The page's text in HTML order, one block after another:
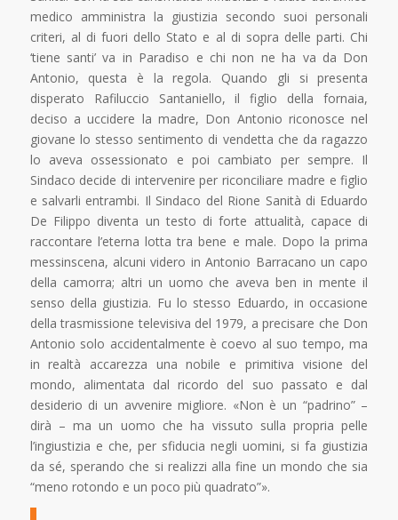
medico amministra la giustizia secondo suoi personali
criteri, al di fuori dello Stato e al di sopra delle parti. Chi
‘tiene santi’ va in Paradiso e chi non ne ha va da Don
Antonio, questa è la regola. Quando gli si presenta
disperato Rafiluccio Santaniello, il figlio della fornaia,
deciso a uccidere la madre, Don Antonio riconosce nel
giovane lo stesso sentimento di vendetta che da ragazzo
lo aveva ossessionato e poi cambiato per sempre. Il
Sindaco decide di intervenire per riconciliare madre e figlio
e salvarli entrambi. Il Sindaco del Rione Sanità di Eduardo
De Filippo diventa un testo di forte attualità, capace di
raccontare l’eterna lotta tra bene e male. Dopo la prima
messinscena, alcuni videro in Antonio Barracano un capo
della camorra; altri un uomo che aveva ben in mente il
senso della giustizia. Fu lo stesso Eduardo, in occasione
della trasmissione televisiva del 1979, a precisare che Don
Antonio solo accidentalmente è coevo al suo tempo, ma
in realtà accarezza una nobile e primitiva visione del
mondo, alimentata dal ricordo del suo passato e dal
desiderio di un avvenire migliore. «Non è un “padrino” –
dirà – ma un uomo che ha vissuto sulla propria pelle
l’ingiustizia e che, per sfiducia negli uomini, si fa giustizia
da sé, sperando che si realizzi alla fine un mondo che sia
“meno rotondo e un poco più quadrato”».